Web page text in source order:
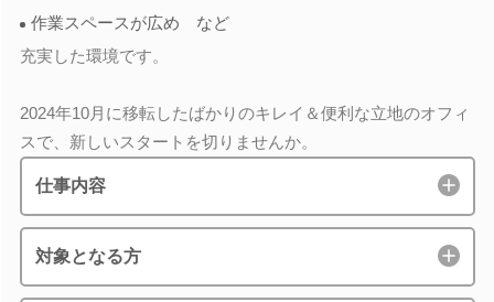
作業スペースが広め など
充実した環境です。
2024年10月に移転したばかりのキレイ＆便利な立地のオフィ
スで、新しいスタートを切りませんか。
仕事内容
対象となる方